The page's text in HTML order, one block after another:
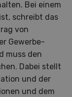
Bei einem
schreibt das
von
Gewerbe-
muss den
Dabei stellt
und der
und dem